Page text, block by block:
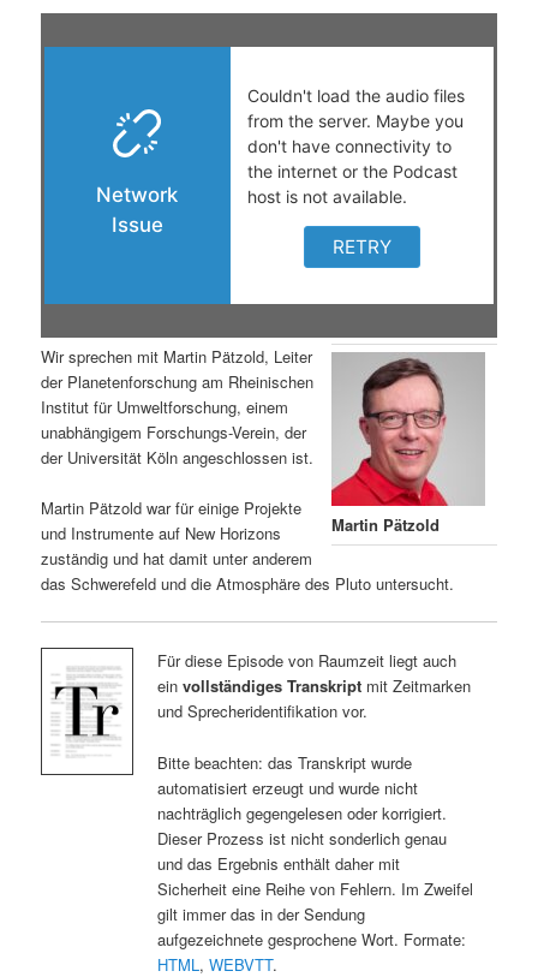
g
i
Martin Pätzold
Wir sprechen mit Martin Pätzold, Leiter
der Planetenforschung am Rheinischen
Institut für Umweltforschung, einem
unabhängigem Forschungs-Verein, der
der Universität Köln angeschlossen ist.
Martin Pätzold war für einige Projekte
und Instrumente auf New Horizons
zuständig und hat damit unter anderem
das Schwerefeld und die Atmosphäre des Pluto untersucht.
Für diese Episode von Raumzeit liegt auch
ein vollständiges Transkriptmit Zeitmarken
und Sprecheridentifikation vor.
Bitte beachten: das Transkript wurde
automatisiert erzeugt und wurde nicht
nachträglich gegengelesen oder korrigiert.
Dieser Prozess ist nicht sonderlich genau
und das Ergebnis enthält daher mit
Sicherheit eine Reihe von Fehlern. Im Zweifel
gilt immer das in der Sendung
aufgezeichnete gesprochene Wort. Formate:
HTML , WEBVTT.